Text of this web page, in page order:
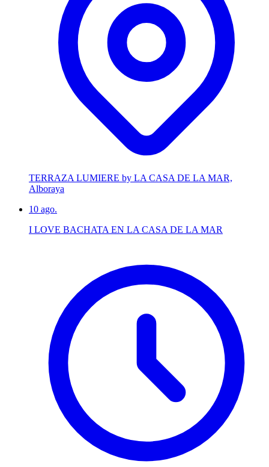
TERRAZA LUMIERE by LA CASA DE LA MAR,
Alboraya
10 ago.
I LOVE BACHATA EN LA CASA DE LA MAR